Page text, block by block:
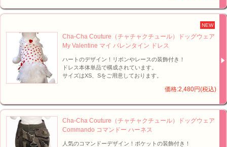
NEW
Cha-Cha Couture（チャチャクチュール）ドッグウェア
My Valentine マイ バレンタイン ドレス
ハートのデザイン！リボンやレースの装飾付き！
ドレス本体単品で構成されています。
サイズはXS、Sをご用意しております。
価格:2,480円(税込)
Cha-Cha Couture（チャチャクチュール）ドッグウェア
Commando コマンドー ハーネス
人気のコマンドーデザイン！ポケットの装飾付き！